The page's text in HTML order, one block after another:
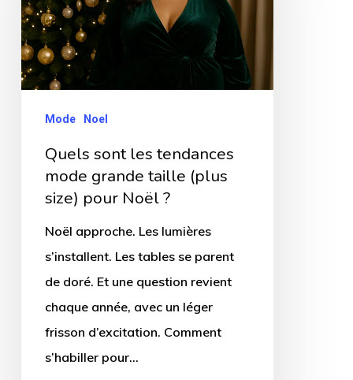
tendances
mode
grande
taille
pour
Noël
Mode Noel
Quels sont les tendances
mode grande taille (plus
size) pour Noël ?
Noël approche. Les lumières
s’installent. Les tables se parent
de doré. Et une question revient
chaque année, avec un léger
frisson d’excitation. Comment
s’habiller pour…